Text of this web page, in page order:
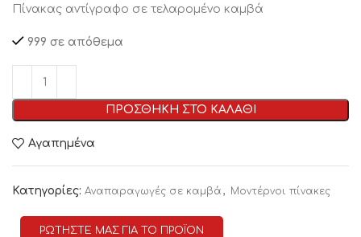
Πίνακας αντίγραφο σε τελαρομένο καμβά
999 σε απόθεμα
ΠΡΟΣΘΗΚΗ ΣΤΟ ΚΑΛΑΘΙ
Αγαπημένα
Κατηγορίες: Αναπαραγωγές σε καμβά , Μοντέρνοι πίνακες
ΡΩΤΗΣΤΕ ΜΑΣ ΓΙΑ ΤΟ ΠΡΟΪΟΝ